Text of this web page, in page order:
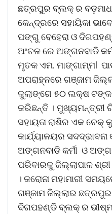
ଛତ୍ରପୁର ବ୍ଲକ୍ ର
କେନ୍ଦ୍ରରେ ସହାୟିକା
ପଙ୍ଗୁ ବେହେରା ଓ
ଅଂଚଳ ରେ ଅଙ୍ଗନବାଡି
ମୃତକ ଏମ. ମାଙ୍ଗାମ୍ମl
ଅପରାହ୍ନରେ ଗଞ୍ଜାମ
କୁଲାଙ୍ଗେ ୫୦ ଲକ୍ଷ
କରିଛନ୍ତି ।
ସହାୟତା ରାଶିର ଏକ ଚେକ୍
କାର୍ଯ୍ୟାଳୟର
ଅଙ୍ଗନବାଡି କର୍ମୀ ଓ
ପରିବାରକୁ ଜିଲ୍ଲାପାଳ
। କରୋନା ମହାମାରୀ
ଗଞ୍ଜାମ ଜିଲ୍ଲାର
ଦିଗପହଣ୍ଡି ବ୍ଲକ୍ ର